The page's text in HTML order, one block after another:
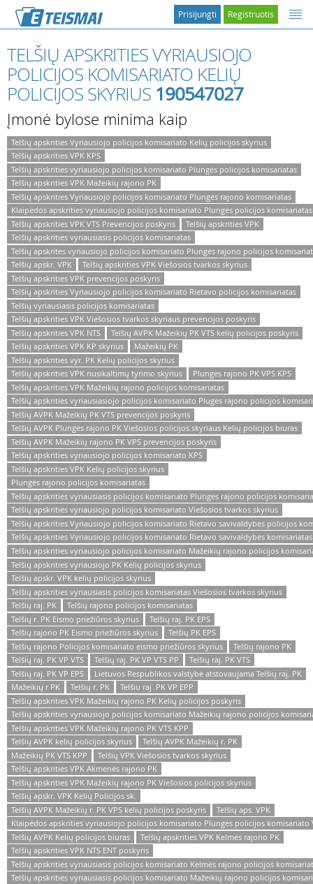
Registruotis
Prisijungti
TELŠIŲ APSKRITIES VYRIAUSIOJO
POLICIJOS KOMISARIATO KELIŲ
POLICIJOS SKYRIUS 190547027
Įmonė bylose minima kaip
Telšių apskrities Vyriausiojo policijos komisariato Kelių policijos skyrius
Telšių apskrities VPK KPS
Telšių apskrities vyriausiojo policijos komisariato Plungės policijos komisariatas
Telšių apskrities VPK Mažeikių rajono PK
Telšių apskrities Vyriausiojo policijos komisariato Plungės rajono komisariatas
Klaipėdos apskrities vyriausiojo policijos komisariato Plungės policijos komisariatas
Telšių apskrities VPK VTS Prevencijos poskyris
Telšių apskrities VPK
Telšių apskrities vyriausiasis policijos komisariatas
Telšių apskrites vyriausiojo policijos komisariato Plungės rajono policijos
Telšių apskr. VPK
Telšių apskrities VPK Viešosios tvarkos skyrius
Telšių apskrities VPK prevencijos poskyris
Telšių apskrities Vyriausiojo policijos komisariato Rietavo policijos komisariatas
Telšių vyriausiasis policijos komisariatas
Telšių apskrities VPK Viešosios tvarkos skyriaus prevencijos poskyris
Telšių apskrities VPK NTS
Telšių AVPK Mažeikių PK VTS kelių policijos poskyris
Telšių apskrities VPK KP skyrius
Mažeikių PK
Telšių apskrities vyr. PK Kelių policijos skyrius
Telšių apskrities VPK nusikaltimų tyrimo skyrius
Plungės rajono PK VPS KPS
Telšių apskrities VPK Mažeikių rajono policijos komisariatas
Telšių apskrities vyriausiasiojo policijos komisariato Plugės rajono policijos
Telšių AVPK Mažeikių PK VTS prevencijos poskyris
Telšių AVPK Plungės rajono PK Viešosios policijos skyriaus Kelių policijos biuras
Telšių AVPK Mažeikių rajono PK VPS prevencijos poskyris
Telšių apskrities vyriausiojo policijos komisariato KPS
Telšių apskrities VPK Kelių policijos skyrius
Plungės rajono policijos komisariatas
Telšių apskrities vyriausiasis policijos komisariato Plungės rajono policijos
Telšių apskrities vyriausiojo policijos komisariato Viešosios tvarkos skyrius
Telšių apskrities Vyriausiojo policijos komisariato Rietavo savivaldybės policijos
Telšių apskrities Vyriausiojo policijos komisariato Rietavo savivaldybės komisariatas
Telšių apskrities vyriausiojo policijos komisariato Mažeikių rajono policijos
Telšių apskrities vyriausiojo PK Kelių policijos skyrius
Telšių apskr. VPK kelių policijos skyrius
Telšių apskrities vyriausiasis policijos komisariatas Viešosios tvarkos skyrius
Telšių raj. PK
Telšių rajono policijos komisariatas
Telšių r. PK Eismo priežiūros skyrius
Telšių raj. PK EPS
Telšių rajono PK Eismo priežiūros skyrius
Telšių PK EPS
Telšių rajono Policijos komisariato eismo priežiūros skyrius
Telšių rajono PK
Telšių raj. PK VP VTS
Telšių raj. PK VP VTS PP
Telšių raj. PK VTS
Telšių raj. PK VP EPS
Lietuvos Respublikos valstybė atstovaujama Telšių raj. PK
Mažeikių r PK
Telšių r. PK
Telšiu raj .PK VP EPP
Telšių apskrities VPK Mažeikių rajono PK Kelių policijos poskyris
Telšių apskrities vyriausiojo policijos komisariato Mažeikių rajono policijos
Telšių apskrities VPK Mažeikių rajono PK VTS KPP
Telšių AVPK kelių policijos skyrius
Telšių AVPK Mažeikių r. PK
Mažeikių PK VTS KPP
Telšių VPK Viešosios tvarkos skyrius
Telšių apskrities VPK Akmenės rajono PK
Telšių apskrities VPK Mažeikių rajono PK Viešosios policijos skyrius
Telšių apskr. VPK Kelių Policijos sk.
Telšių AVPK Mažeikių r. PK VPS kelių policijos poskyris
Telšių aps. VPK
Klaipėdos apskrities vyriausiojo policijos komisariato Plungės policijos
Telšių AVPK Kelių policijos biuras
Telšių apskrities VPK Kelmės rajono PK
Telšių apskrities VPK NTS ENT poskyris
Telšių apskrities vyriausiasis policijos komisariato Kelmės rajono policijos
Telšių apskrities vyriausiasis policijos komisariato Mažeikių rajono policijos